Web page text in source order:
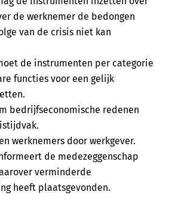
de werknemer de bedongen
van de crisis niet kan
de instrumenten per categorie
functies voor een gelijk
bedrijfseconomische redenen
werknemers door werkgever.
de medezeggenschap
verminderde
heeft plaatsgevonden.